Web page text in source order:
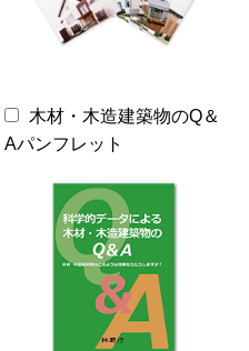
木材・木造建築物のQ＆
Aパンフレット